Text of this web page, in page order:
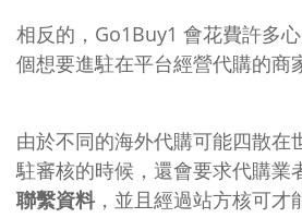
相反的，Go1Buy1 會花費許多
個想要進駐在平台經營代購的商
由於不同的海外代購可能四散在
駐審核的時候，還會要求代購業
聯繫資料，並且經過站方核可才